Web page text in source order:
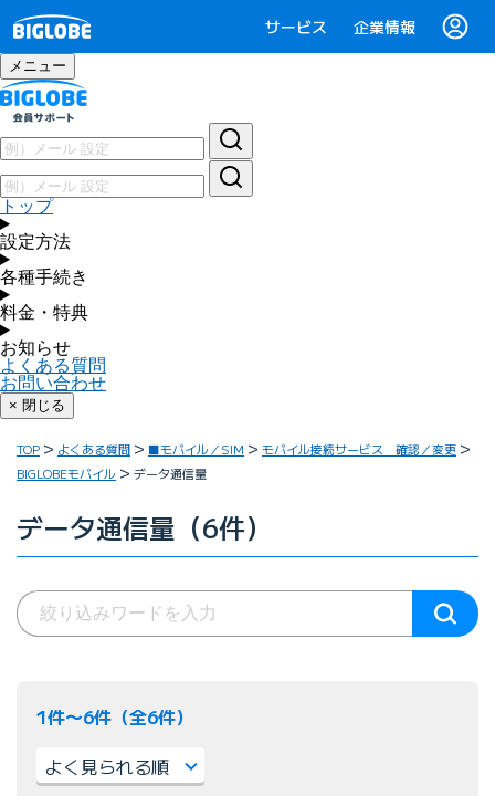
サービス 企業情報
メニュー
トップ
設定方法
各種手続き
料金・特典
お知らせ
よくある質問
お問い合わせ
× 閉じる
TOP よくある質問 ■モバイル／SIM
モバイル接続サービス 確認／変更
BIGLOBEモバイル
データ通信量
データ通信量（6件）
1件〜6件（全6件）